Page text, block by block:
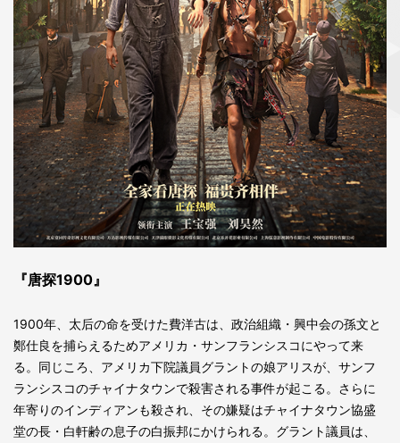
『唐探1900』
1900年、太后の命を受けた費洋古は、政治組織・興中会の孫文と
鄭仕良を捕らえるためアメリカ・サンフランシスコにやって来
る。同じころ、アメリカ下院議員グラントの娘アリスが、サンフ
ランシスコのチャイナタウンで殺害される事件が起こる。さらに
年寄りのインディアンも殺され、その嫌疑はチャイナタウン協盛
堂の長・白軒齢の息子の白振邦にかけられる。グラント議員は、